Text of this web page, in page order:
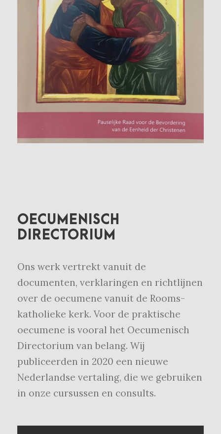
OECUMENISCH
DIRECTORIUM
Ons werk vertrekt vanuit de
documenten, verklaringen en richtlijnen
over de oecumene vanuit de Rooms-
katholieke kerk. Voor de praktische
oecumene is vooral het Oecumenisch
Directorium van belang. Wij
publiceerden in 2020 een nieuwe
Nederlandse vertaling, die we gebruiken
in onze cursussen en consults.